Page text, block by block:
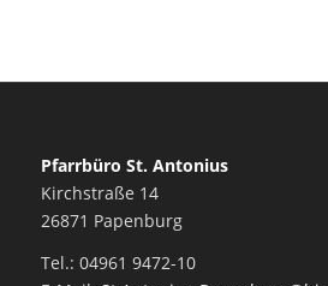
Pfarrbüro St. Antonius
Kirchstraße 14
26871 Papenburg
Tel.: 04961 9472-10